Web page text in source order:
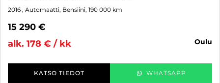
2016 , Automaatti, Bensiini, 190 000 km
15 290 €
alk. 178 € / kk
oulu
KATSO TIEDOT WHATSAPP